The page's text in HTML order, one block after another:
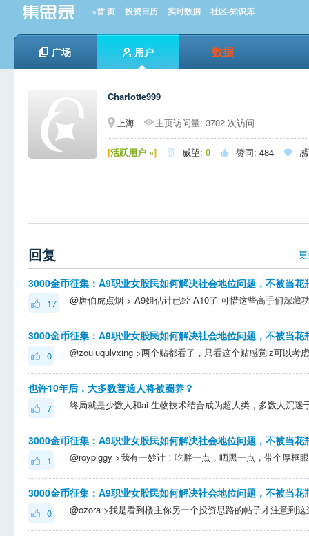
»首 页 投资日历 实时数据 社区-知识库
广场 用户 数据
Charlotte999
上海
主页访问量: 3702 次访问
[活跃用户 »]  威望: 0  赞同: 484 
回复
3000金币征集：A9职业女股民如何解决社会地位问题，不被当花
17
3000金币征集：A9职业女股民如何解决社会地位问题，不被当花
0
也许10年后，大多数普通人将被圈养？
7
3000金币征集：A9职业女股民如何解决社会地位问题，不被当花
1
3000金币征集：A9职业女股民如何解决社会地位问题，不被当花
0